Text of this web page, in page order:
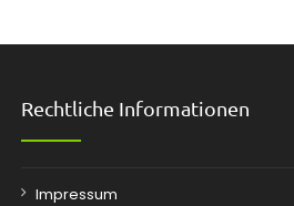
Rechtliche Informationen
Impressum